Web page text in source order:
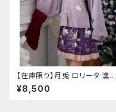
【在庫限り】月兎 ロリータ 漢服
ツーピース セットアップ チャイ
ナ風 華ロリ ロリィタ 刺繍 和柄
¥8,500